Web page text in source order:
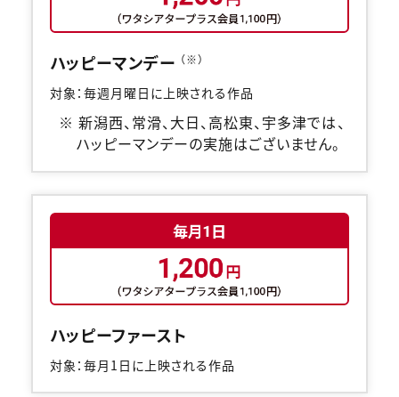
閉じる
りたい作品を選択しご購入ください。
お進みください。
ハッピーマンデー （※）
対象：毎週月曜日に上映される作品
※ 新潟西、常滑、大日、高松東、宇多津では、
ハッピーマンデーの実施はございません。
ハッピーファースト
対象：毎月1日に上映される作品